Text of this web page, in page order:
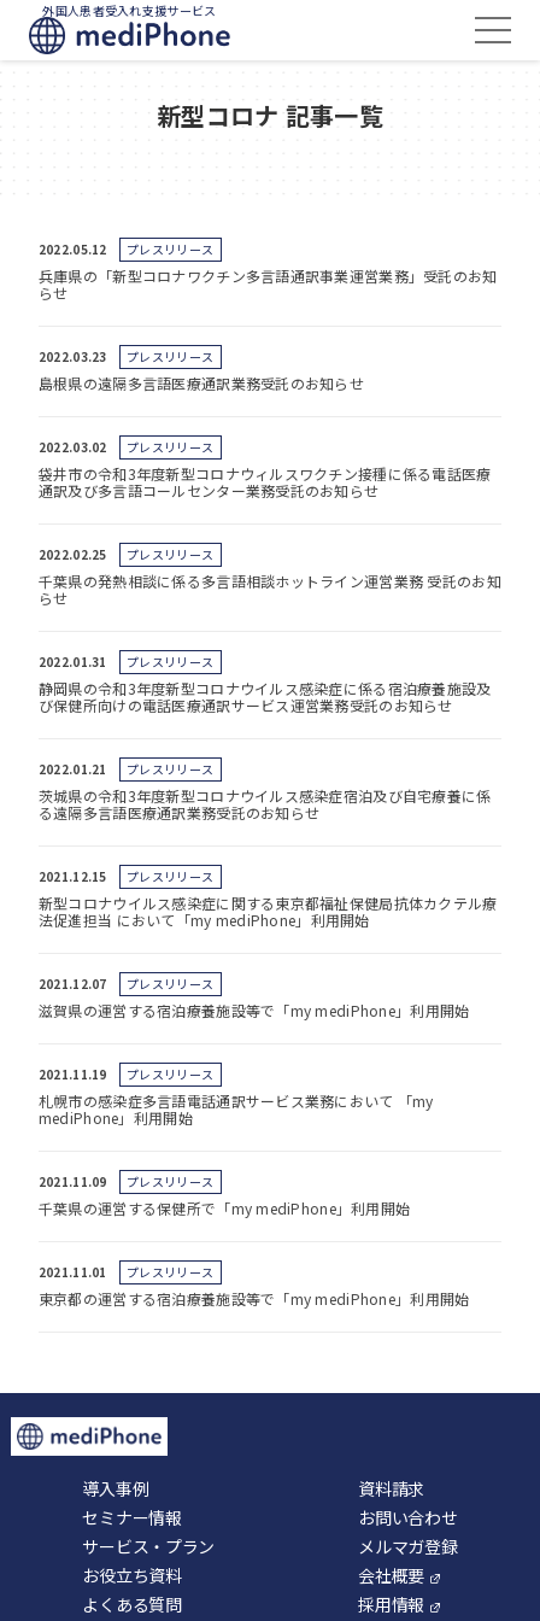
外国人患者受入れ支援サービス
新型コロナ 記事一覧
2022.05.12 プレスリリース
兵庫県の「新型コロナワクチン多言語通訳事業運営業務」受託のお知
らせ
2022.03.23 プレスリリース
島根県の遠隔多言語医療通訳業務受託のお知らせ
2022.03.02 プレスリリース
袋井市の令和3年度新型コロナウィルスワクチン接種に係る電話医療
通訳及び多言語コールセンター業務受託のお知らせ
2022.02.25 プレスリリース
千葉県の発熱相談に係る多言語相談ホットライン運営業務 受託のお知
らせ
2022.01.31 プレスリリース
静岡県の令和3年度新型コロナウイルス感染症に係る宿泊療養施設及
び保健所向けの電話医療通訳サービス運営業務受託のお知らせ
2022.01.21 プレスリリース
茨城県の令和3年度新型コロナウイルス感染症宿泊及び自宅療養に係
る遠隔多言語医療通訳業務受託のお知らせ
2021.12.15 プレスリリース
新型コロナウイルス感染症に関する東京都福祉保健局抗体カクテル療
法促進担当 において「my mediPhone」利用開始
2021.12.07 プレスリリース
滋賀県の運営する宿泊療養施設等で「my mediPhone」利用開始
2021.11.19 プレスリリース
札幌市の感染症多言語電話通訳サービス業務において 「my
mediPhone」利用開始
2021.11.09 プレスリリース
千葉県の運営する保健所で「my mediPhone」利用開始
2021.11.01 プレスリリース
東京都の運営する宿泊療養施設等で「my mediPhone」利用開始
導入事例
セミナー情報
サービス・プラン
お役立ち資料
よくある質問
資料請求
お問い合わせ
メルマガ登録
会社概要
採用情報